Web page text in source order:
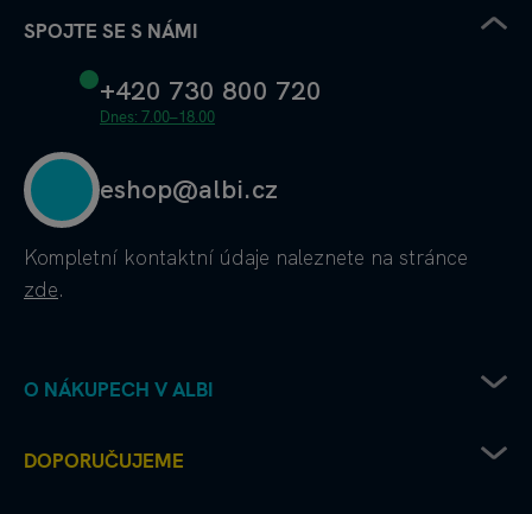
SPOJTE SE S NÁMI
+420 730 800 720
Dnes: 7.00–18.00
eshop@albi.cz
Kompletní kontaktní údaje naleznete na stránce
zde.
O NÁKUPECH V ALBI
Ochrana osobních údajů
DOPORUČUJEME